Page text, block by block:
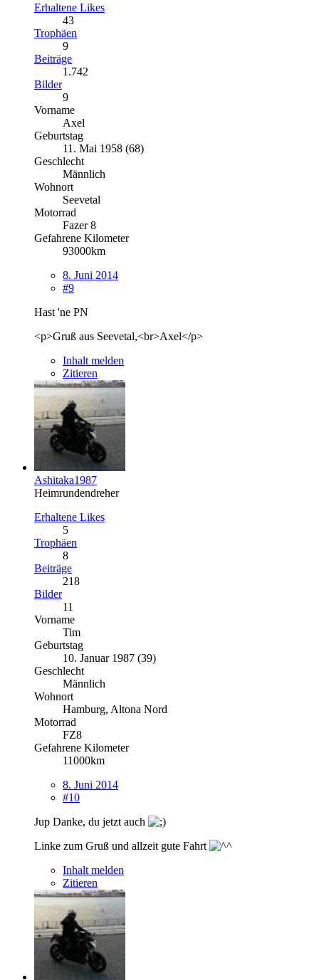
Erhaltene Likes
43
Trophäen
9
Beiträge
1.742
Bilder
9
Vorname
Axel
Geburtstag
11. Mai 1958 (68)
Geschlecht
Männlich
Wohnort
Seevetal
Motorrad
Fazer 8
Gefahrene Kilometer
93000km
8. Juni 2014
#9
Hast 'ne PN
<p>Gruß aus Seevetal,<br>Axel</p>
Inhalt melden
Zitieren
Ashitaka1987
Heimrundendreher
Erhaltene Likes
5
Trophäen
8
Beiträge
218
Bilder
11
Vorname
Tim
Geburtstag
10. Januar 1987 (39)
Geschlecht
Männlich
Wohnort
Hamburg, Altona Nord
Motorrad
FZ8
Gefahrene Kilometer
11000km
8. Juni 2014
#10
Jup Danke, du jetzt auch
Linke zum Gruß und allzeit gute Fahrt
Inhalt melden
Zitieren